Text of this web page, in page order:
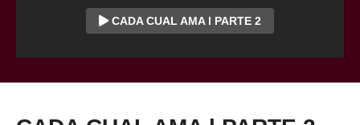
CADA CUAL AMA l PARTE 2